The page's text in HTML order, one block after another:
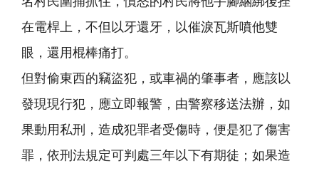
在電桿上，不但以牙還牙，以催淚瓦斯噴他雙
眼，還用棍棒痛打。
但對偷東西的竊盜犯，或車禍的肇事者，應該以
發現現行犯，應立即報警，由警察移送法辦，如
果動用私刑，造成犯罪者受傷時，便是犯了傷害
罪，依刑法規定可判處三年以下有期徒；如果造